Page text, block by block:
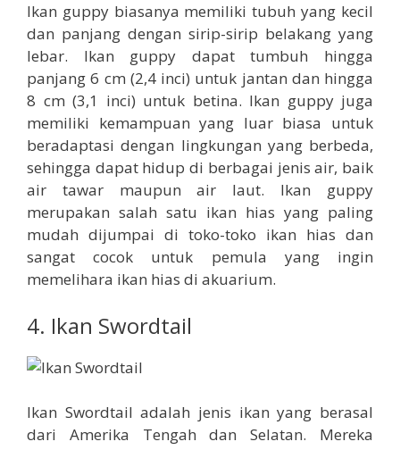
Ikan guppy biasanya memiliki tubuh yang kecil
dan panjang dengan sirip-sirip belakang yang
lebar. Ikan guppy dapat tumbuh hingga
panjang 6 cm (2,4 inci) untuk jantan dan hingga
8 cm (3,1 inci) untuk betina. Ikan guppy juga
memiliki kemampuan yang luar biasa untuk
beradaptasi dengan lingkungan yang berbeda,
sehingga dapat hidup di berbagai jenis air, baik
air tawar maupun air laut. Ikan guppy
merupakan salah satu ikan hias yang paling
mudah dijumpai di toko-toko ikan hias dan
sangat cocok untuk pemula yang ingin
memelihara ikan hias di akuarium.
4. Ikan Swordtail
Ikan Swordtail adalah jenis ikan yang berasal
dari Amerika Tengah dan Selatan. Mereka